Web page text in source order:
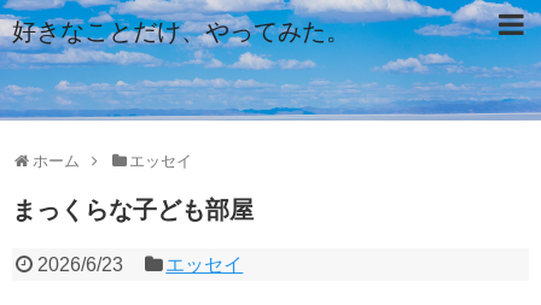
好きなことだけ、やってみた。
ホーム エッセイ
まっくらな子ども部屋
2026/6/23 エッセイ